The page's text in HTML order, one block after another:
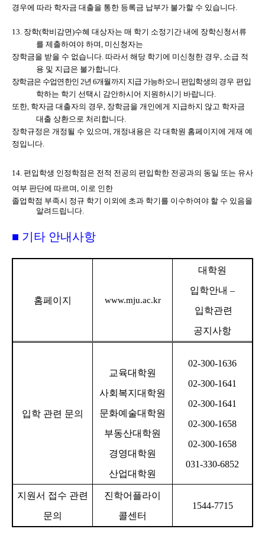
경우에 따라 학자금 대출을 통한 등록금 납부가 불가할 수 있습니다.
13. 장학(학비감면)수혜 대상자는 매 학기 소정기간 내에 장학신청서류
를 제출하여야 하며, 미신청자는
장학금을 받을 수 없습니다. 따라서 해당 학기에 미신청한 경우, 소급 적
용 및 지급은 불가합니다.
장학금은 수업연한인 2년 6개월까지 지급 가능하오니 편입학생의 경우 편입
학하는 학기 선택시 감안하시어 지원하시기 바랍니다.
또한, 학자금 대출자의 경우, 장학금을 개인에게 지급하지 않고 학자금
대출 상환으로 처리합니다.
장학규정은 개정될 수 있으며, 개정내용은 각 대학원 홈페이지에 게재 예
정입니다.
14. 편입학생 인정학점은 전적 전공의 편입학한 전공과의 동일 또는 유사
여부 판단에 따르며, 이로 인한
졸업학점 부족시 정규 학기 이외에 초과 학기를 이수하여야 할 수 있음을
알려드립니다.
■ 기타 안내사항
홈페이지 www.mju.ac.kr
대학원
입학안내 –
입학관련
공지사항
입학 관련 문의
교육대학원
사회복지대학원
문화예술대학원
부동산대학원
경영대학원
산업대학원
02-300-1636
02-300-1641
02-300-1641
02-300-1658
02-300-1658
031-330-6852
지원서 접수 관련
문의
진학어플라이
콜센터
1544-7715